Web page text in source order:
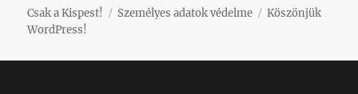
Csak a Kispest! Személyes adatok védelme
Köszönjük
WordPress!